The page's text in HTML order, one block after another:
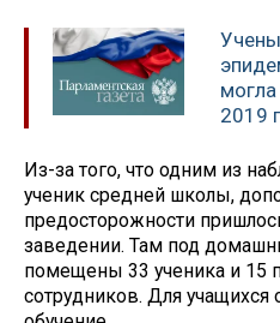
2019
Из-за того, что одним из
ученик средней школы,
предосторожности
заведении. Там под
помещены 33 ученика и 15
сотрудников. Для учащихся